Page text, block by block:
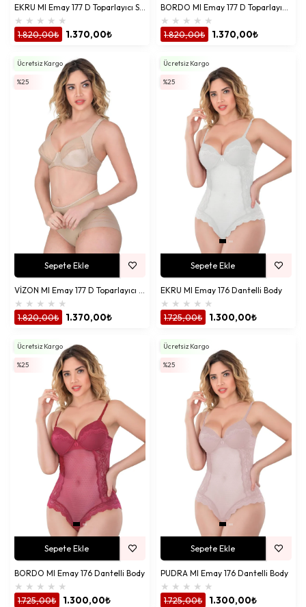
EKRU MI Emay 177 D Toparlayıcı Sütyen Takım
★ ★ ★ ★ ★
1.370,00₺
1.820,00₺
BORDO MI Emay 177 D Toparlayıcı Sütyen Takım
★ ★ ★ ★ ★
1.370,00₺
1.820,00₺
VİZON MI Emay 177 D Toparlayıcı Sütyen Takım
★ ★ ★ ★ ★
1.370,00₺
1.820,00₺
Sepete Ekle
Ücretsiz Kargo
%25
EKRU MI Emay 176 Dantelli Body
★ ★ ★ ★ ★
1.300,00₺
1.725,00₺
Sepete Ekle
Ücretsiz Kargo
%25
BORDO MI Emay 176 Dantelli Body
★ ★ ★ ★ ★
1.300,00₺
1.725,00₺
Sepete Ekle
Ücretsiz Kargo
%25
PUDRA MI Emay 176 Dantelli Body
★ ★ ★ ★ ★
1.300,00₺
1.725,00₺
Sepete Ekle
Ücretsiz Kargo
%25